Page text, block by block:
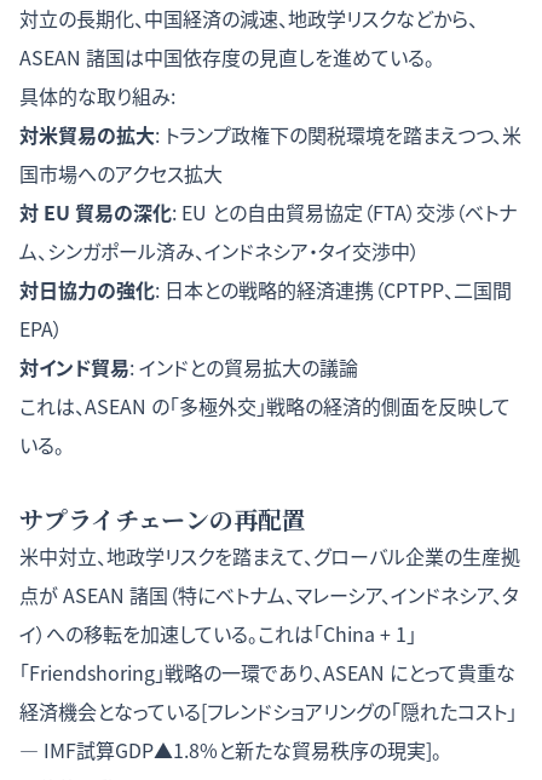
対立の長期化、中国経済の減速、地政学リスクなどから、
ASEAN 諸国は中国依存度の見直しを進めている。
具体的な取り組み:
対米貿易の拡大: トランプ政権下の関税環境を踏まえつつ、米
国市場へのアクセス拡大
対 EU 貿易の深化: EU との自由貿易協定（FTA）交渉（ベトナ
ム、シンガポール済み、インドネシア・タイ交渉中）
対日協力の強化: 日本との戦略的経済連携（CPTPP、二国間
EPA）
対インド貿易: インドとの貿易拡大の議論
これは、ASEAN の「多極外交」戦略の経済的側面を反映して
いる。
サプライチェーンの再配置
米中対立、地政学リスクを踏まえて、グローバル企業の生産拠
点が ASEAN 諸国（特にベトナム、マレーシア、インドネシア、タ
イ）への移転を加速している。これは「China + 1」
「Friendshoring」戦略の一環であり、ASEAN にとって貴重な
経済機会となっている[フレンドショアリングの「隠れたコスト」
— IMF試算GDP▲1.8%と新たな貿易秩序の現実]。